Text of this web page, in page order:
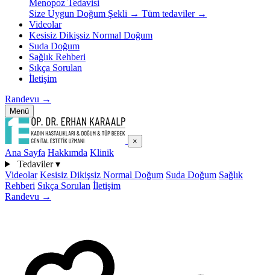
Menopoz Tedavisi
Size Uygun Doğum Şekli → Tüm tedaviler →
Videolar
Kesisiz Dikişsiz Normal Doğum
Suda Doğum
Sağlık Rehberi
Sıkça Sorulan
İletişim
Randevu →
Menü
×
Ana Sayfa Hakkımda Klinik
Tedaviler ▾
Videolar Kesisiz Dikişsiz Normal Doğum Suda Doğum Sağlık
Rehberi Sıkça Sorulan İletişim
Randevu →